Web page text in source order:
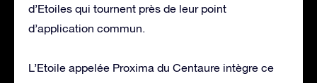
d’Etoiles qui tournent près de leur point
d’application commun.
L’Etoile appelée Proxima du Centaure intègre ce